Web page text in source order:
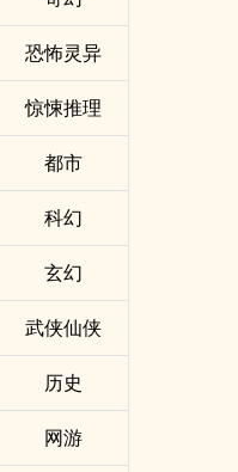
恐怖灵异
惊悚推理
都市
科幻
玄幻
武侠仙侠
历史
网游